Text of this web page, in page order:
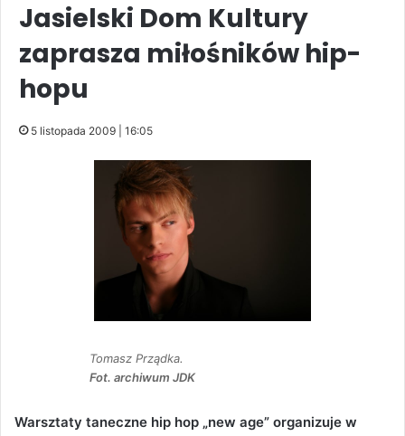
Jasielski Dom Kultury
zaprasza miłośników hip-
hopu
5 listopada 2009 | 16:05
Tomasz Prządka.
Fot. archiwum JDK
Warsztaty taneczne hip hop „new age” organizuje w